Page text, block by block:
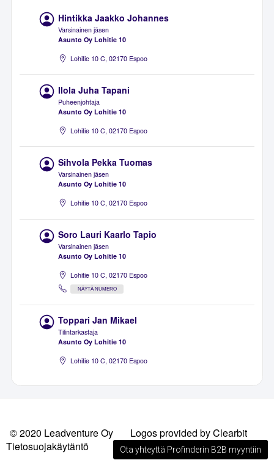
Hintikka Jaakko Johannes
Varsinainen jäsen
Asunto Oy Lohitie 10
Lohitie 10 C, 02170 Espoo
Ilola Juha Tapani
Puheenjohtaja
Asunto Oy Lohitie 10
Lohitie 10 C, 02170 Espoo
Sihvola Pekka Tuomas
Varsinainen jäsen
Asunto Oy Lohitie 10
Lohitie 10 C, 02170 Espoo
Soro Lauri Kaarlo Tapio
Varsinainen jäsen
Asunto Oy Lohitie 10
Lohitie 10 C, 02170 Espoo
NÄYTÄ NUMERO
Toppari Jan Mikael
Tilintarkastaja
Asunto Oy Lohitie 10
Lohitie 10 C, 02170 Espoo
© 2020 Leadventure Oy
Logos provided by Clearbit
Tietosuojakäytäntö
Ota yhteyttä Profinderin B2B myyntiin